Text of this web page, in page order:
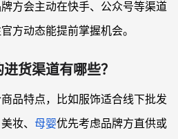
方会主动在快手、公众号等渠道
方动态能提前掌握机会。
货渠道有哪些？
品特点，比如服饰适合线下批发
妆、 母婴优先考虑品牌方直供或